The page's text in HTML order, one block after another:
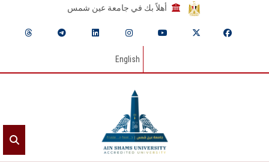
أهلاً بك في جامعة عين شمس
English